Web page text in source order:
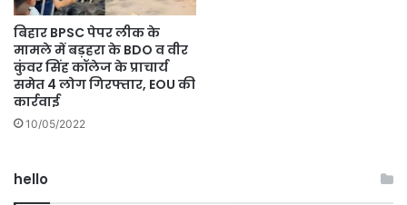
बिहार BPSC पेपर लीक के
मामले में बड़हरा के BDO व वीर
कुंवर सिंह कॉलेज के प्राचार्य
समेत 4 लोग गिरफ्तार, EOU की
कार्रवाई
10/05/2022
hello